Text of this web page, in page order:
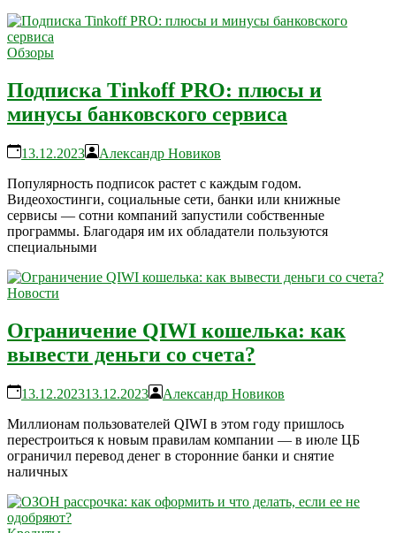
Обзоры
Подписка Tinkoff PRO: плюсы и
минусы банковского сервиса
13.12.2023
Александр Новиков
Популярность подписок растет с каждым годом.
Видеохостинги, социальные сети, банки или книжные
сервисы — сотни компаний запустили собственные
программы. Благодаря им их обладатели пользуются
специальными
Новости
Ограничение QIWI кошелька: как
вывести деньги со счета?
13.12.202313.12.2023
Александр Новиков
Миллионам пользователей QIWI в этом году пришлось
перестроиться к новым правилам компании — в июле ЦБ
ограничил перевод денег в сторонние банки и снятие
наличных